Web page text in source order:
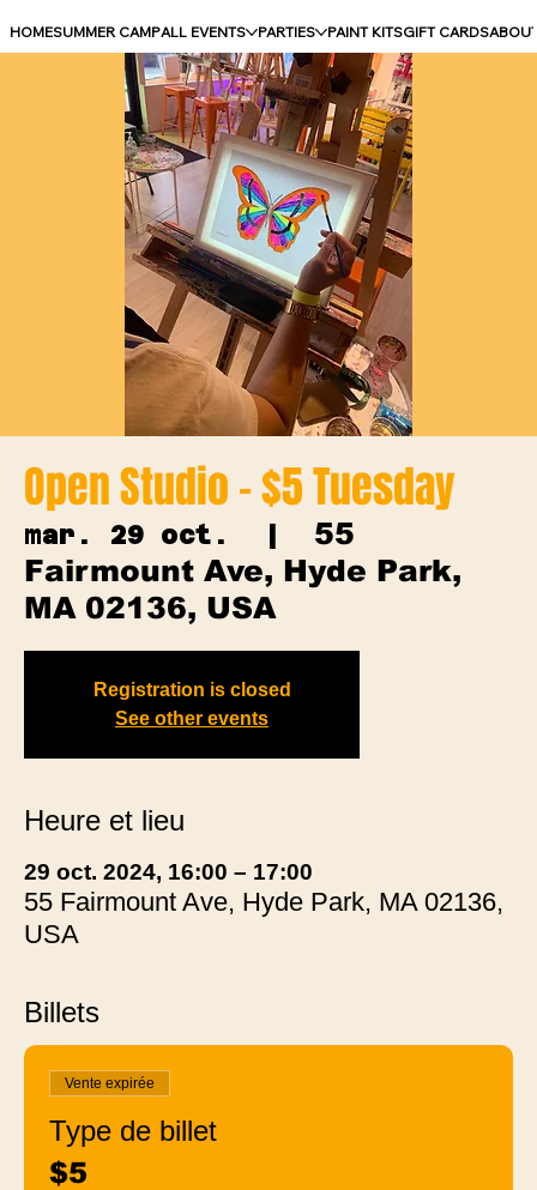
HOMESUMMER CAMPALL EVENTS PARTIES PAINT KITSGIFT CARDS
Open Studio - $5 Tuesday
mar. 29 oct.
  |
55
Fairmount Ave, Hyde Park,
MA 02136, USA
Registration is closed
See other events
Heure et lieu
29 oct. 2024, 16:00 – 17:00
55 Fairmount Ave, Hyde Park, MA 02136,
USA
Billets
Vente expirée
Type de billet
$5